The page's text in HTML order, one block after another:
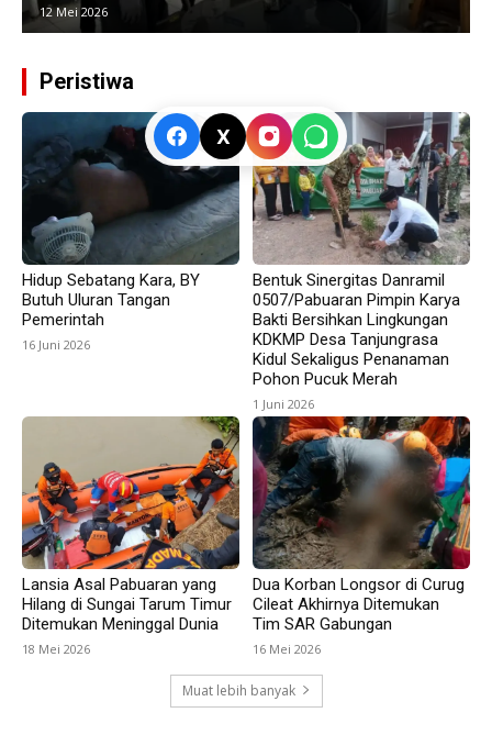
30 April 2026
Peristiwa
Hidup Sebatang Kara, BY
Butuh Uluran Tangan
Pemerintah
16 Juni 2026
Bentuk Sinergitas Danramil
0507/Pabuaran Pimpin Karya
Bakti Bersihkan Lingkungan
KDKMP Desa Tanjungrasa
Kidul Sekaligus Penanaman
Pohon Pucuk Merah
1 Juni 2026
Lansia Asal Pabuaran yang
Hilang di Sungai Tarum Timur
Ditemukan Meninggal Dunia
18 Mei 2026
Dua Korban Longsor di Curug
Cileat Akhirnya Ditemukan
Tim SAR Gabungan
16 Mei 2026
Muat lebih banyak
X